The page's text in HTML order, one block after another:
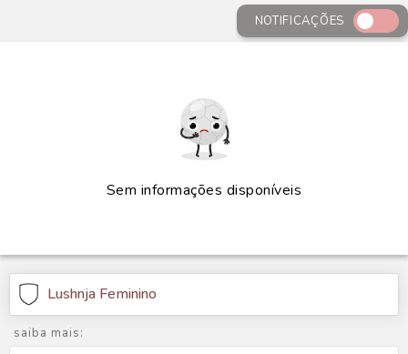
NOTIFICAÇÕES
Sem informações disponíveis
Lushnja Feminino
saiba mais: